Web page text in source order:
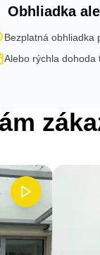
Obhliadka
Bezplatná obhliadka
Alebo rýchla dohoda